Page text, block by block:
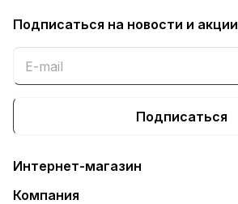
Подписаться на новости и акции
Подписаться
Интернет-магазин
Компания